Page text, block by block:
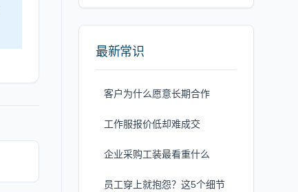
最新常识
客户为什么愿意长期合作
工作服报价低却难成交
企业采购工装最看重什么
员工穿上就抱怨？这5个细节